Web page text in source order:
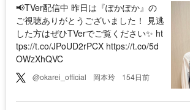
📢TVer配信中 昨日は『ぽかぽか』の
ご視聴ありがとうございました！ 見逃
した方はぜひTVerでご覧ください✨️ ht
tps://t.co/JPoUD2rPCX https://t.co/5d
OWzXhQVC
@okarei_official 岡本玲 154日前